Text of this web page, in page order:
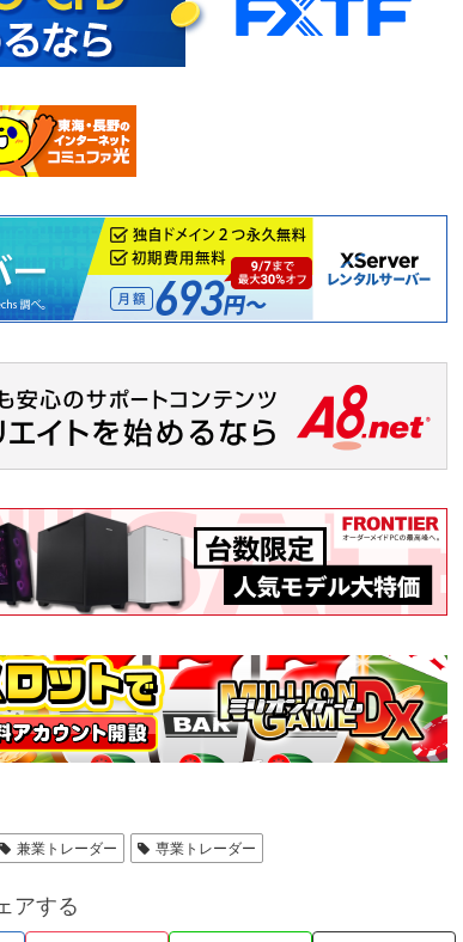
兼業トレーダー 専業トレーダー
アする